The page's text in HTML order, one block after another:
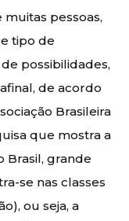
pessoas,
tipo de
possibilidades,
de acordo
Brasileira
que mostra a
Brasil, grande
se nas classes
ou seja, a